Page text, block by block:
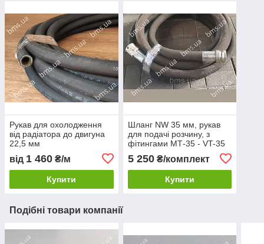
Рукав для охолодження
від радіатора до двигуна
22,5 мм
від 1 460 ₴/м
Купити
Шланг NW 35 мм, рукав
для подачі розчину, з
фітингами МТ-35 - VT-35
5 250₴/комплект
Купити
Подібні товари компанії